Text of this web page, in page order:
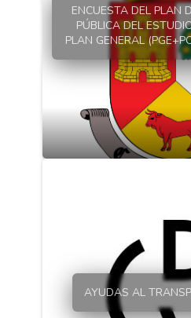
ENCUESTA DEL PLAN
PÚBLICA DEL
PLAN GENERAL
AYUDAS AL